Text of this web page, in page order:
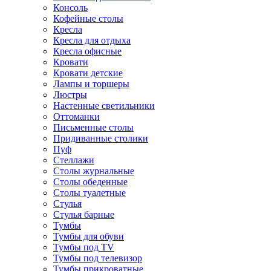
Консоль
Кофейные столы
Кресла
Кресла для отдыха
Кресла офисные
Кровати
Кровати детские
Лампы и торшеры
Люстры
Настенные светильники
Оттоманки
Письменные столы
Придиванные столики
Пуф
Стеллажи
Столы журнальные
Столы обеденные
Столы туалетные
Стулья
Стулья барные
Тумбы
Тумбы для обуви
Тумбы под TV
Тумбы под телевизор
Тумбы прикроватные